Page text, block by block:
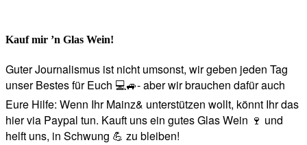
Kauf mir ’n Glas Wein!
Guter Journalismus ist nicht umsonst, wir geben jeden Tag
unser Bestes für Euch 💻🚙- aber wir brauchen dafür auch
Eure Hilfe: Wenn Ihr Mainz& unterstützen wollt, könnt Ihr das
hier via Paypal tun. Kauft uns ein gutes Glas Wein 🍷 und
helft uns, in Schwung 💪 zu bleiben!